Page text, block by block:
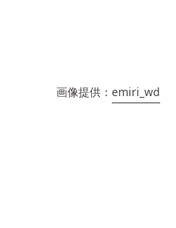
画像提供： emiri_wd